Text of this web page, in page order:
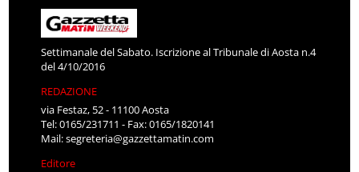
Settimanale del Sabato. Iscrizione al Tribunale di Aosta n.4
del 4/10/2016
REDAZIONE
via Festaz, 52 - 11100 Aosta
Tel: 0165/231711 - Fax: 0165/1820141
Mail:segreteria@gazzettamatin.com
Editore